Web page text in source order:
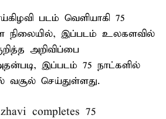
படம் வெளியாகி 75
நிலையில், இப்படம் உலகளவில்
அறிவிப்பை
இப்படம் 75 நாட்களில்
வசூல் செய்துள்ளது.
completes 75